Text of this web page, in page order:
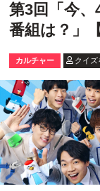
第3回「今
番組は？」
カルチャー クイズ